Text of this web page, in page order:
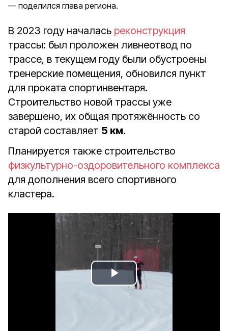
поделился глава региона.
В 2023 году началась реконструкция
трассы: был проложен ливнеотвод по
трассе, в текущем году были обустроены
тренерские помещения, обновился пункт
для проката спортинвентаря.
Строительство новой трассы уже
завершено, их общая протяжённость со
старой составляет 5 км.
Планируется также строительство
физкультурно-оздоровительного комплекса
для дополнения всего спортивного
кластера.
Play